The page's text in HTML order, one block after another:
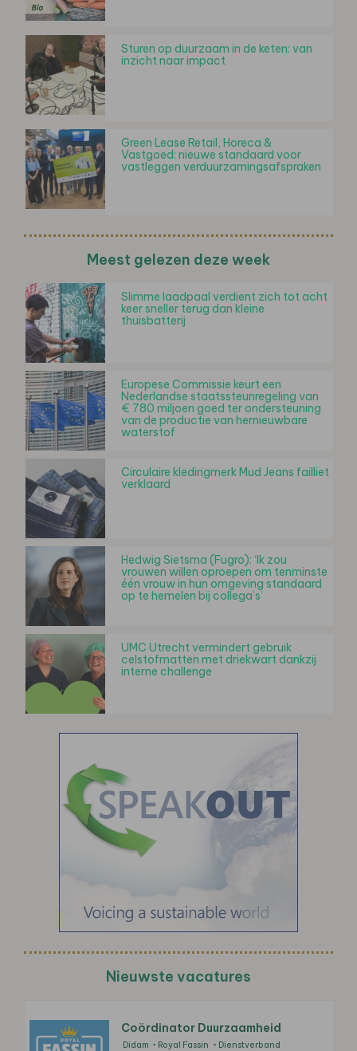
Sturen op duurzaam in de keten: van
inzicht naar impact
Green Lease Retail, Horeca &
Vastgoed: nieuwe standaard voor
vastleggen verduurzamingsafspraken
Meest gelezen deze week
Slimme laadpaal verdient zich tot acht
keer sneller terug dan kleine
thuisbatterij
Europese Commissie keurt een
Nederlandse staatssteunregeling van
€ 780 miljoen goed ter ondersteuning
van de productie van hernieuwbare
waterstof
Circulaire kledingmerk Mud Jeans failliet
verklaard
Hedwig Sietsma (Fugro): ‘Ik zou
vrouwen willen oproepen om tenminste
één vrouw in hun omgeving standaard
op te hemelen bij collega’s’
UMC Utrecht vermindert gebruik
celstofmatten met driekwart dankzij
interne challenge
Nieuwste vacatures
Coördinator Duurzaamheid
Didam Royal Fassin Dienstverband